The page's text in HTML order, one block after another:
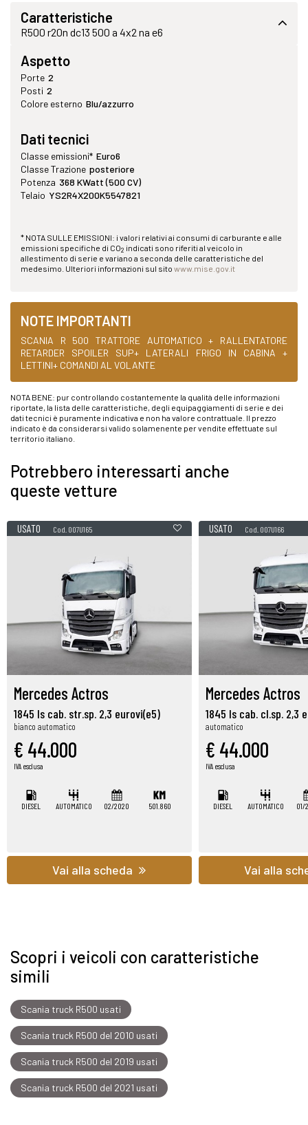
Caratteristiche
R500 r20n dc13 500 a 4x2 na e6
Aspetto
Porte 2
Posti 2
Colore esterno Blu/azzurro
Dati tecnici
Classe emissioni* Euro6
Classe Trazione posteriore
Potenza 368 KWatt (500 CV)
Telaio YS2R4X200K5547821
* NOTA SULLE EMISSIONI: i valori relativi ai consumi di carburante e alle
emissioni specifiche di CO2 indicati sono riferiti al veicolo in
allestimento di serie e variano a seconda delle caratteristiche del
medesimo. Ulteriori informazioni sul sito www.mise.gov.it
NOTE IMPORTANTI
SCANIA R 500 TRATTORE AUTOMATICO + RALLENTATORE
RETARDER SPOILER SUP+ LATERALI FRIGO IN CABINA +
LETTINI+ COMANDI AL VOLANTE
NOTA BENE: pur controllando costantemente la qualità delle informazioni
riportate, la lista delle caratteristiche, degli equipaggiamenti di serie e dei
dati tecnici è puramente indicativa e non ha valore contrattuale. Il prezzo
indicato è da considerarsi valido solamenente per vendite effettuate sul
territorio italiano.
Potrebbero interessarti anche
queste vetture
USATO Cod. 007U165
Mercedes Actros
1845 ls cab. str.sp. 2,3 eurovi(e5)
bianco automatico
€ 44.000
IVA esclusa
DIESEL AUTOMATICO 02/2020 501.860
Vai alla scheda
USATO Cod. 007U166
Mercedes Actros
1845 ls cab. cl.sp. 2,3
automatico
€ 44.000
IVA esclusa
DIESEL AUTOMATICO 01/
Vai alla
Scopri i veicoli con caratteristiche
simili
Scania truck R500 usati
Scania truck R500 del 2010 usati
Scania truck R500 del 2019 usati
Scania truck R500 del 2021 usati